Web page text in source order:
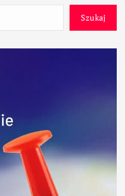
Szukaj